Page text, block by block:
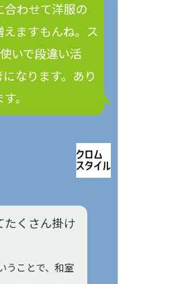
合わせて洋服の
えますもんね。ス
いで段違い活
なります。あり
。
たくさん掛け
うことで、和室